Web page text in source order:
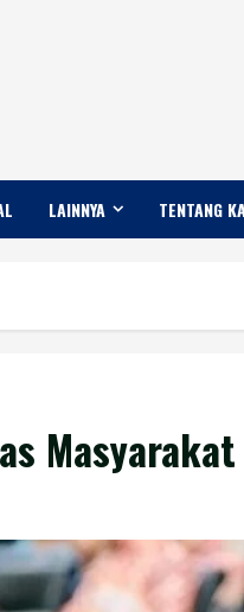
LAINNYA TENTANG
Masyarakat